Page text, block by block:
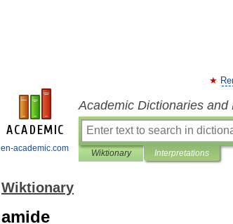
en-academic.com
Academic Dictionaries and
Wiktionary Interpretations
Wiktionary
amide